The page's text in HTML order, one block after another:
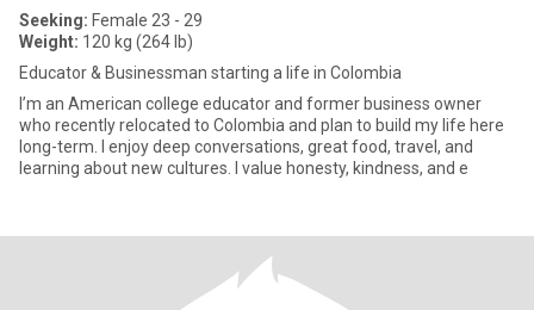
Seeking: Female 23 - 29
Weight: 120 kg (264 lb)
Educator & Businessman starting a life in Colombia
I’m an American college educator and former business owner
who recently relocated to Colombia and plan to build my life here
long-term. I enjoy deep conversations, great food, travel, and
learning about new cultures. I value honesty, kindness, and e